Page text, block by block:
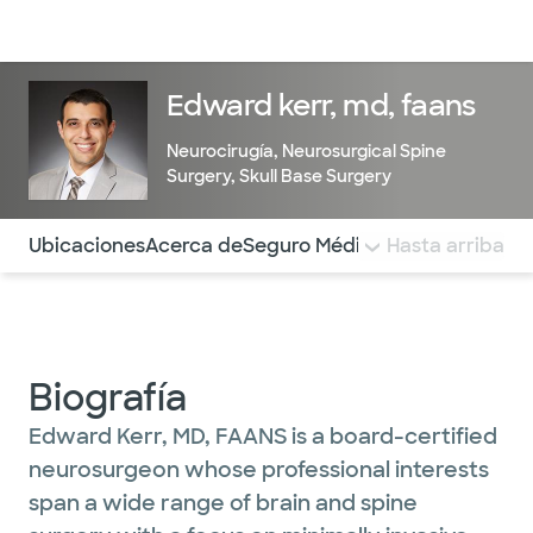
Edward kerr, md, faans
Neurocirugía, Neurosurgical Spine
Surgery, Skull Base Surgery
Utilice esta navegación para saltar rápidamente a
UbicacionesAcerca deSeguro Médico COMENTARIOS
Hasta arriba
Biografía
Edward Kerr, MD, FAANS is a board-certified
neurosurgeon whose professional interests
span a wide range of brain and spine